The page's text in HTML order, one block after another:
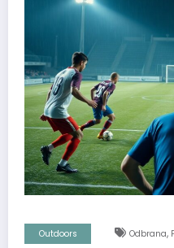
Outdoors Odbrana,